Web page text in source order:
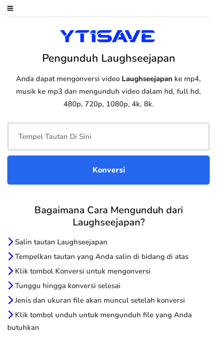
Pengunduh Laughseejapan
Anda dapat mengonversi video Laughseejapan ke mp4,
musik ke mp3 dan mengunduh video dalam hd, full hd,
480p, 720p, 1080p, 4k, 8k.
Bagaimana Cara Mengunduh dari
Laughseejapan?
Salin tautan Laughseejapan
Tempelkan tautan yang Anda salin di bidang di atas
Klik tombol Konversi untuk mengonversi
Tunggu hingga konversi selesai
Jenis dan ukuran file akan muncul setelah konversi
Klik tombol unduh untuk mengunduh file yang Anda
butuhkan